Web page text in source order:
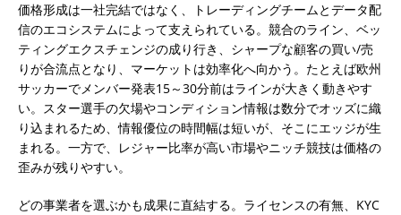
価格形成は一社完結ではなく、トレーディングチームとデータ配
信のエコシステムによって支えられている。競合のライン、ベッ
ティングエクスチェンジの成り行き、シャープな顧客の買い/売
りが合流点となり、マーケットは効率化へ向かう。たとえば欧州
サッカーでメンバー発表15～30分前はラインが大きく動きやす
い。スター選手の欠場やコンディション情報は数分でオッズに織
り込まれるため、情報優位の時間幅は短いが、そこにエッジが生
まれる。一方で、レジャー比率が高い市場やニッチ競技は価格の
歪みが残りやすい。
どの事業者を選ぶかも成果に直結する。ライセンスの有無、KYC